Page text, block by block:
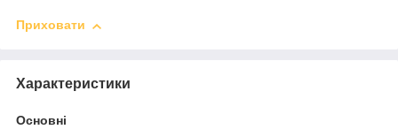
Приховати
Характеристики
Основні